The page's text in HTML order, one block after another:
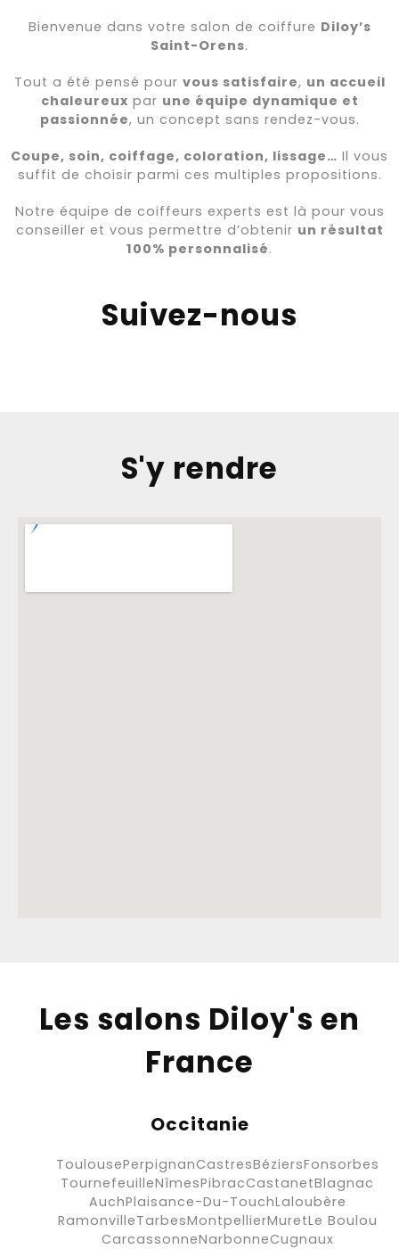
Bienvenue dans votre salon de coiffure Diloy’s
Saint-Orens.
Tout a été pensé pour vous satisfaire, un accueil
chaleureux par une équipe dynamique et
passionnée, un concept sans rendez-vous.
Coupe, soin, coiffage, coloration, lissage… Il vous
suffit de choisir parmi ces multiples propositions.
Notre équipe de coiffeurs experts est là pour vous
conseiller et vous permettre d’obtenir un résultat
100% personnalisé.
Suivez-nous
S'y rendre
Les salons Diloy's en
France
Occitanie
ToulousePerpignanCastresBéziersFonsorbes
TournefeuilleNîmesPibracCastanetBlagnac
AuchPlaisance-Du-TouchLaloubère
RamonvilleTarbesMontpellierMuretLe Boulou
CarcassonneNarbonneCugnaux